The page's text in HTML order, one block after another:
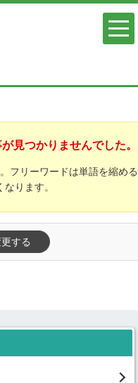
見つかりませんでした。
フリーワードは単語を縮める
ります。
する